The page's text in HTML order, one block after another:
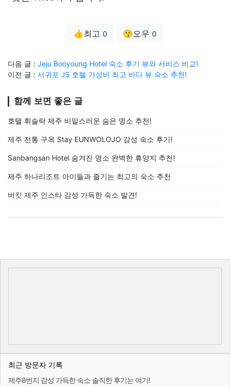
👍최고 0 😗오우 0
다음 글 : Jeju Booyoung Hotel 숙소 후기 뷰와 서비스 비교!
이전 글 : 서귀포 JS 호텔 가성비 최고 바다 뷰 숙소 추천!
함께 보면 좋은 글
호텔 휘슬락 제주 비밀스러운 숨은 명소 추천!
제주 전통 구옥 Stay EUNWOLOJO 감성 숙소 후기!
Sanbangsan Hotel 숨겨진 명소 완벽한 휴양지 추천!
제주 하나리조트 아이들과 즐기는 최고의 숙소 추천
버킷 제주 인스타 감성 가득한 숙소 발견!
최근 방문자 기록
제주8번지 감성 가득한 숙소 솔직한 후기는 여기!